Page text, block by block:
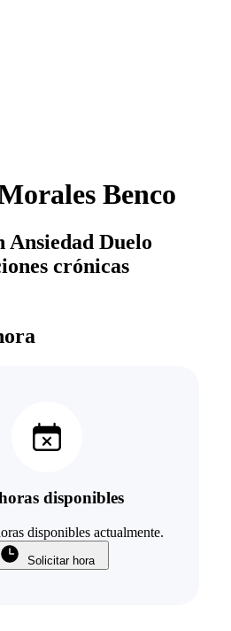
Benco
Ansiedad Duelo
crónicas
disponibles
disponibles actualmente.
Solicitar hora